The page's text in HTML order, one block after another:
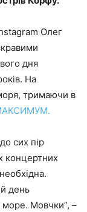
Олег
дня
На
тримаючи в
сих пір
концертних
день
море. Мовчки”, –